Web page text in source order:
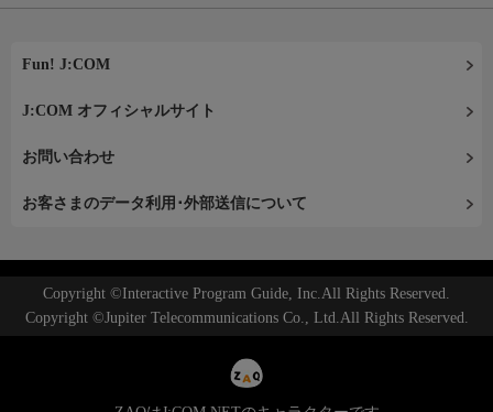
Fun! J:COM
J:COM オフィシャルサイト
お問い合わせ
お客さまのデータ利用･外部送信について
Copyright ©Interactive Program Guide, Inc.All Rights Reserved.
Copyright ©Jupiter Telecommunications Co., Ltd.All Rights Reserved.